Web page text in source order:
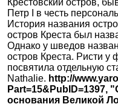
Крестовский остров,
Петр I в честь
История названия
остров Креста был
Однако у шведов
остров Креста. Ристи у
посвятила отдельную
Nathalie. http://
Part=15&PubID=1397,
основания Великой